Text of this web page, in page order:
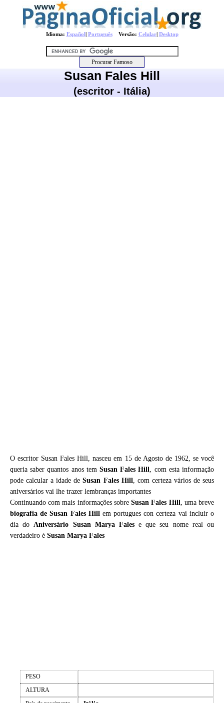
Idioma: Español| PortuguêsVersão: Celular| Desktop
Susan Fales Hill
(escritor - Itália)
O escritor Susan Fales Hill, nasceu em 15 de Agosto de 1962, se você
queria saber quantos anos tem Susan Fales Hill, com esta informação
pode calcular a idade deSusan Fales Hill, com certeza vários de seus
aniversários vai lhe trazer lembranças importantes
Continuando com mais informações sobreSusan Fales Hill, uma breve
biografia deSusan Fales Hillem portugues con certeza vai incluir o
dia doAniversário Susan Marya Falese que seu nome real ou
verdadeiro é Susan Marya Fales
PESO
ALTURA